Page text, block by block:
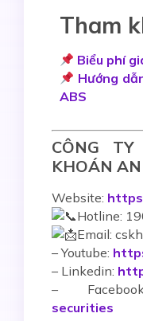
Tham
Biểu phí
Hướng
ABS
CÔNG
KHOÁN
Website:
Hotline:
Email:
–Youtube:
– Linkedin:
–
securities